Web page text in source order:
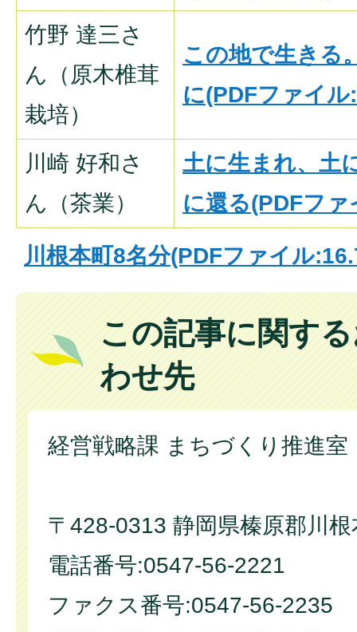
竹野 達三さ
ん（原木椎茸
栽培）
この地で生きる
に(PDFファイル
川崎 好和さ
ん（茶業）
土に生まれ、土
に還る(PDFフ
川根本町8名分(PDFファイル
この記事に関す
わせ先
経営戦略課 まちづくり推進室
〒428-0313 静岡県榛原郡川
電話番号:0547-56-2221
ファクス番号:0547-56-2235